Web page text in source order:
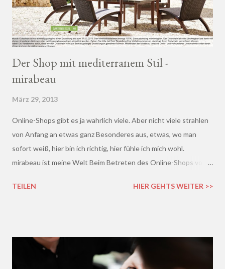
Der Shop mit mediterranem Stil -
mirabeau
März 29, 2013
Online-Shops gibt es ja wahrlich viele. Aber nicht viele strahlen
von Anfang an etwas ganz Besonderes aus, etwas, wo man
sofort weiß, hier bin ich richtig, hier fühle ich mich wohl.
mirabeau ist meine Welt Beim Betreten des Online-Shops von
Harmonische - ich wusste sofort, hier fühle ich mich wohl :)
TEILEN HIER GEHTS WEITER >>